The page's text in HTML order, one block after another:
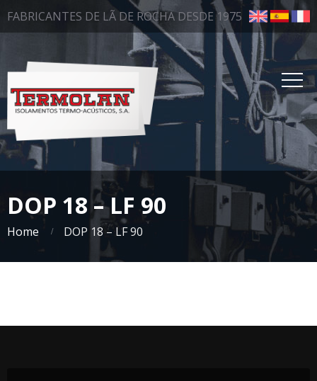
FABRICANTES DE LÃ DE ROCHA DESDE 1975
DOP 18 – LF 90
Home DOP 18 – LF 90